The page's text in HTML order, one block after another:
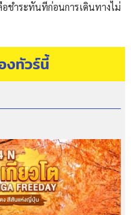
ชำระทันทีก่อนการเดินทางไม่
งทัวร์นี้